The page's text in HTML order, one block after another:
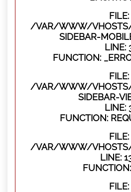
FILE:
/VAR/WWW/VHOSTS/
SIDEBAR-
LINE:
FUNCTION:
FILE:
/VAR/WWW/VHOSTS/
SIDEBAR-
LINE:
FUNCTION:
FILE:
/VAR/WWW/VHOSTS/
LINE:
FILE: